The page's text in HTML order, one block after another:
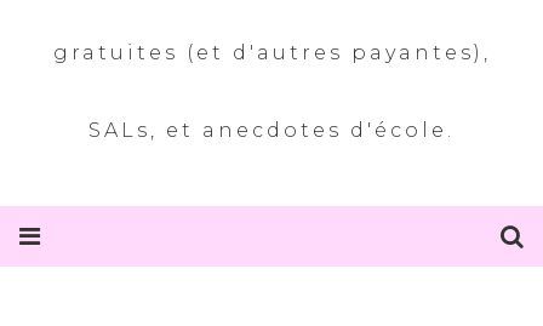
gratuites (et d'autres payantes),
SALs, et anecdotes d'école.